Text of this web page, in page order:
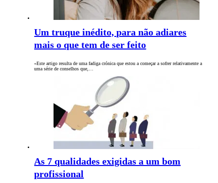
Um truque inédito, para não adiares
mais o que tem de ser feito
«Este artigo resulta de uma fadiga crónica que estou a começar a sofrer relativamente a
uma série de conselhos que,…
As 7 qualidades exigidas a um bom
profissional